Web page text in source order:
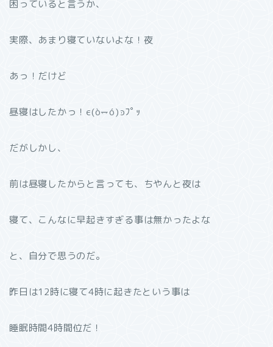
困っていると言うか、
実際、あまり寝ていないよな！夜
あっ！だけど
昼寝はしたかっ！ϵ(ò⥐ó)ͽﾌﾟｯ
だがしかし、
前は昼寝したからと言っても、ちやんと夜は
寝て、こんなに早起きすぎる事は無かったよな
と、自分で思うのだ。
昨日は12時に寝て4時に起きたという事は
睡眠時間4時間位だ！